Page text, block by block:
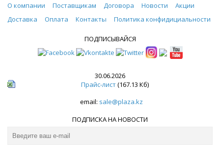
О компании Поставщикам Договора Новости
Акции
Доставка
Оплата Контакты Политика конфидициальности
ПОДПИСЫВАЙСЯ
30.06.2026
Прайс-лист(167.13 Кб)
email: sale@plaza.kz
ПОДПИСКА НА НОВОСТИ